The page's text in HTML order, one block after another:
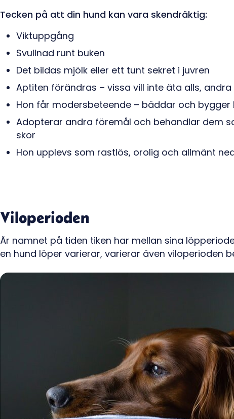
Tecken på att din hund kan vara skendräktig:
Viktuppgång
Svullnad runt buken
Det bildas mjölk eller ett tunt sekret i juvren
Aptiten förändras – vissa vill inte äta alls,
Hon får modersbeteende – bäddar och bygger
Adopterar andra föremål och behandlar dem
skor
Hon upplevs som rastlös, orolig och allmänt
Viloperioden
Är namnet på tiden tiken har mellan sina
en hund löper varierar, varierar även viloperioden